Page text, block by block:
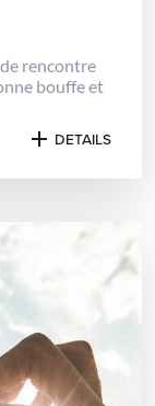
rencontre
bouffe et
DETAILS